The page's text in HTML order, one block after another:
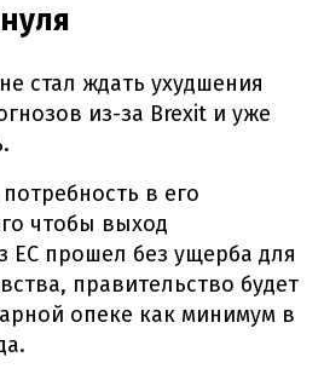
стал ждать ухудшения
из-за Brexit и уже
в его
чтобы выход
ЕС прошел без ущерба для
правительство будет
опеке как минимум в